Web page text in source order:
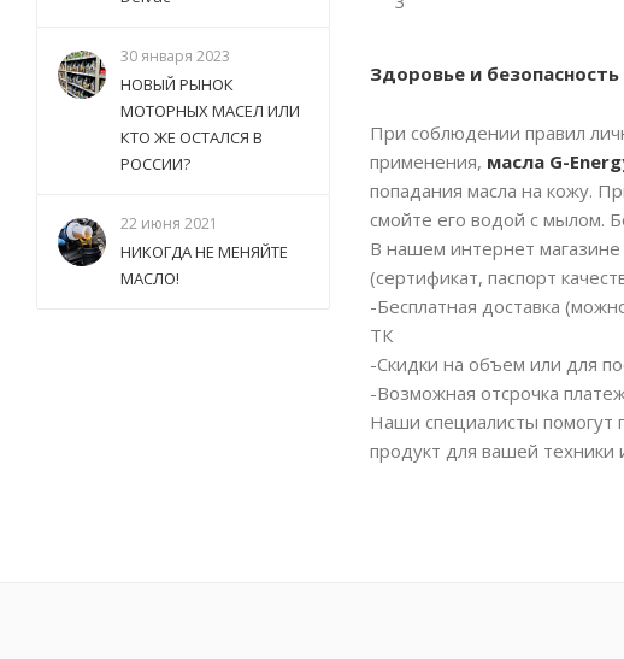
Здоровье и безопасность
При соблюдении правил
применения, масла G-
попадания масла на кожу.
смойте его водой с мылом.
В нашем интернет
(сертификат, паспорт
-Бесплатная доставка
ТК
-Скидки на объем или для
-Возможная отсрочка
Наши специалисты помогут
продукт для вашей
30 января 2023
НОВЫЙ РЫНОК
МОТОРНЫХ МАСЕЛ ИЛИ
КТО ЖЕ ОСТАЛСЯ В
РОССИИ?
22 июня 2021
НИКОГДА НЕ МЕНЯЙТЕ
МАСЛО!